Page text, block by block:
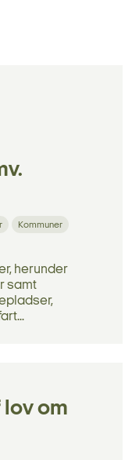
Kommuner
herunder
samt
om